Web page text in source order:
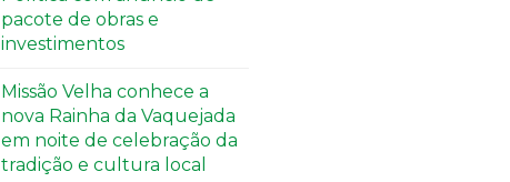
pacote de obras e
investimentos
Missão Velha conhece a
nova Rainha da Vaquejada
em noite de celebração da
tradição e cultura local